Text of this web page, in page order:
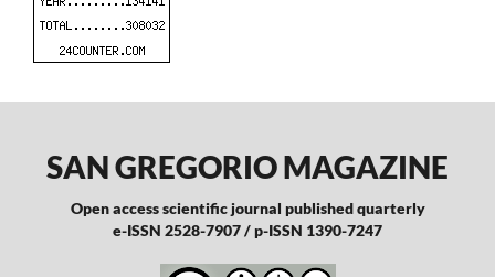
SAN GREGORIO MAGAZINE
Open access scientific journal published quarterly
e-ISSN 2528-7907 / p-ISSN 1390-7247